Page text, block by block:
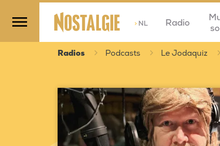
>NL Radio
Radios Podcasts Le Jodaquiz